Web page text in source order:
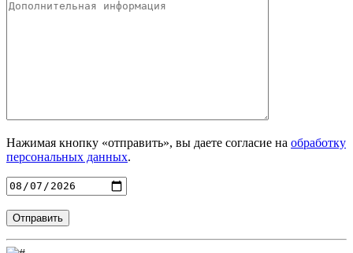
Нажимая кнопку «отправить», вы даете согласие на обработку
персональных данных.
Введите адрес